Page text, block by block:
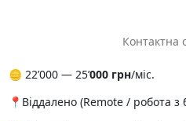
Контактна
🪙 22ʼ000 — 25ʼ000 грн/міс.
📍Віддалено (Remote / робота з